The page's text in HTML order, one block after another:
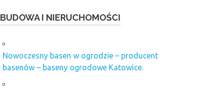
BUDOWA I NIERUCHOMOŚCI
Nowoczesny basen w ogrodzie – producent
basenów – baseny ogrodowe Katowice.